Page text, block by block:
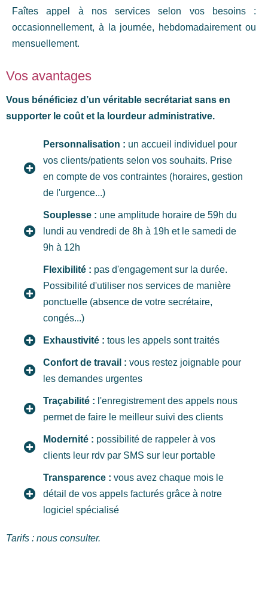
Faîtes appel à nos services selon vos besoins :
occasionnellement, à la journée, hebdomadairement ou
mensuellement.
Vos avantages
Vous bénéficiez d’un véritable secrétariat sans en
supporter le coût et la lourdeur administrative.
Personnalisation : un accueil individuel pour
vos clients/patients selon vos souhaits. Prise
en compte de vos contraintes (horaires, gestion
de l'urgence...)
Souplesse : une amplitude horaire de 59h du
lundi au vendredi de 8h à 19h et le samedi de
9h à 12h
Flexibilité : pas d'engagement sur la durée.
Possibilité d'utiliser nos services de manière
ponctuelle (absence de votre secrétaire,
congés...)
Exhaustivité : tous les appels sont traités
Confort de travail : vous restez joignable pour
les demandes urgentes
Traçabilité : l'enregistrement des appels nous
permet de faire le meilleur suivi des clients
Modernité : possibilité de rappeler à vos
clients leur rdv par SMS sur leur portable
Transparence : vous avez chaque mois le
détail de vos appels facturés grâce à notre
logiciel spécialisé
Tarifs : nous consulter.